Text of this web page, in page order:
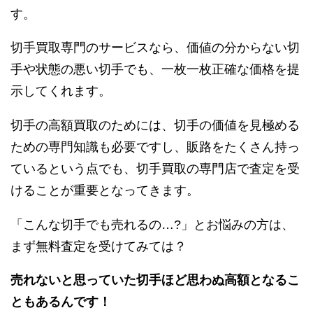
す。
切手買取専門のサービスなら、価値の分からない切
手や状態の悪い切手でも、一枚一枚正確な価格を提
示してくれます。
切手の高額買取のためには、切手の価値を見極める
ための専門知識も必要ですし、販路をたくさん持っ
ているという点でも、切手買取の専門店で査定を受
けることが重要となってきます。
「こんな切手でも売れるの…?」とお悩みの方は、
まず無料査定を受けてみては？
売れないと思っていた切手ほど思わぬ高額となるこ
ともあるんです！